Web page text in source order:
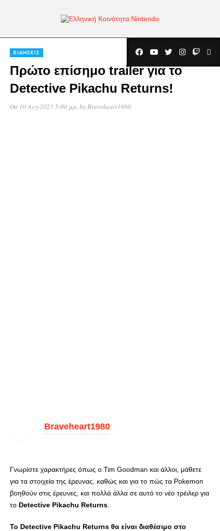
ΕΙΔΉΣΕΙΣ
Πρώτο επίσημο trailer για το
Detective Pikachu Returns!
On 10 Αυγ 2023 5:00 μμ, byBraveheart1980
Braveheart1980
Γνωρίστε χαρακτήρες όπως ο Tim Goodman και άλλοι, μάθετε
για τα στοιχεία της έρευνας, καθώς και για το πώς τα Pokemon
βοηθούν στις έρευνες, και πολλά άλλα σε αυτό το νέο τρέιλερ για
το Detective Pikachu Returns
Το Detective Pikachu Returns θα είναι διαθέσιμο στο